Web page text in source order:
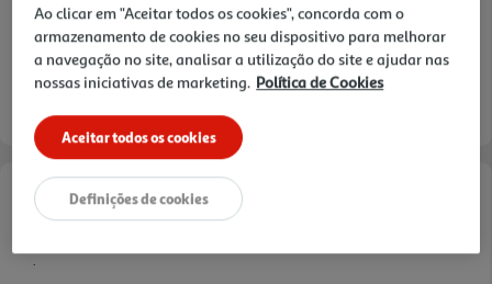
Informações de Marketing
.
Ao clicar em "Aceitar todos os cookies", concorda com o
armazenamento de cookies no seu dispositivo para melhorar
a navegação no site, analisar a utilização do site e ajudar nas
nossas iniciativas de marketing. Política de Cookies
Aceitar todos os cookies
Definições de cookies